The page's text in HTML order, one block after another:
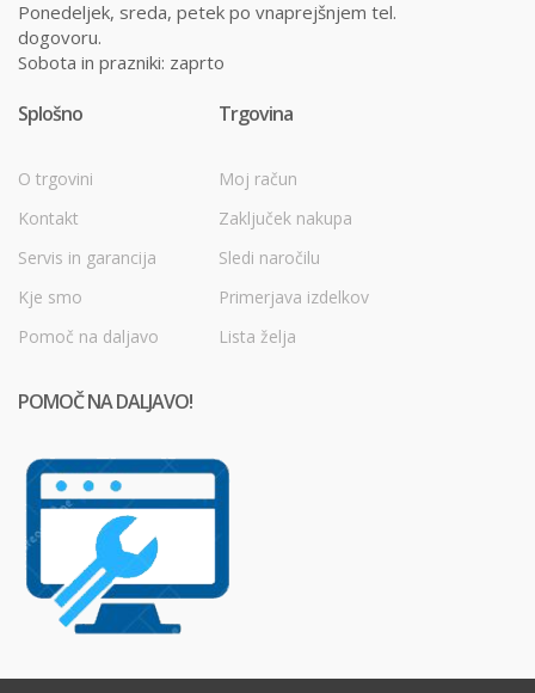
Ponedeljek, sreda, petek po vnaprejšnjem tel.
dogovoru.
Sobota in prazniki: zaprto
Splošno
O trgovini
Kontakt
Servis in garancija
Kje smo
Pomoč na daljavo
Trgovina
Moj račun
Zaključek nakupa
Sledi naročilu
Primerjava izdelkov
Lista želja
POMOČ NA DALJAVO!